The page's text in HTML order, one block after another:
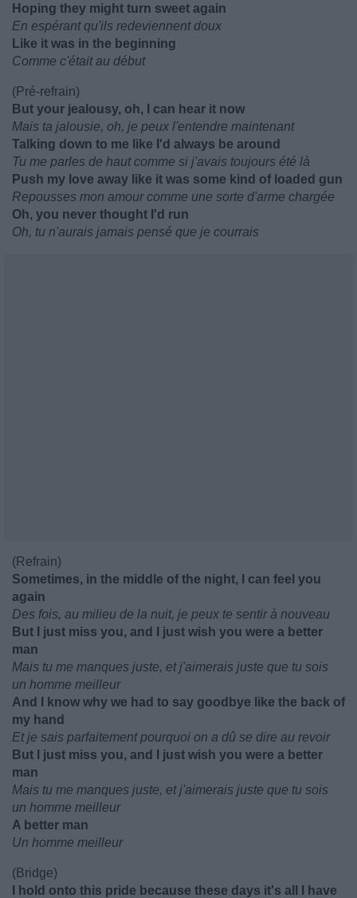
Hoping they might turn sweet again
En espérant qu'ils redeviennent doux
Like it was in the beginning
Comme c'était au début
(Pré-refrain)
But your jealousy, oh, I can hear it now
Mais ta jalousie, oh, je peux l'entendre maintenant
Talking down to me like I'd always be around
Tu me parles de haut comme si j'avais toujours été là
Push my love away like it was some kind of loaded gun
Repousses mon amour comme une sorte d'arme chargée
Oh, you never thought I'd run
Oh, tu n'aurais jamais pensé que je courrais
(Refrain)
Sometimes, in the middle of the night, I can feel you
again
Des fois, au milieu de la nuit, je peux te sentir à nouveau
But I just miss you, and I just wish you were a better
man
Mais tu me manques juste, et j'aimerais juste que tu sois
un homme meilleur
And I know why we had to say goodbye like the back of
my hand
Et je sais parfaitement pourquoi on a dû se dire au revoir
But I just miss you, and I just wish you were a better
man
Mais tu me manques juste, et j'aimerais juste que tu sois
un homme meilleur
A better man
Un homme meilleur
(Bridge)
I hold onto this pride because these days it's all I have